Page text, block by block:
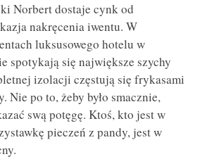
Norbert dostaje cynk od
nakręcenia iwentu. W
luksusowego hotelu w
spotykają się największe szychy
izolacji częstują się frykasami
Nie po to, żeby było smacznie,
swą potęgę. Ktoś, kto jest w
pieczeń z pandy, jest w